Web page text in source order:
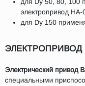
для Dy 50, 80, 100
электропривод НА-
для Dy 150
ЭЛЕКТРОПРИВОД
Электрический привод
специальными